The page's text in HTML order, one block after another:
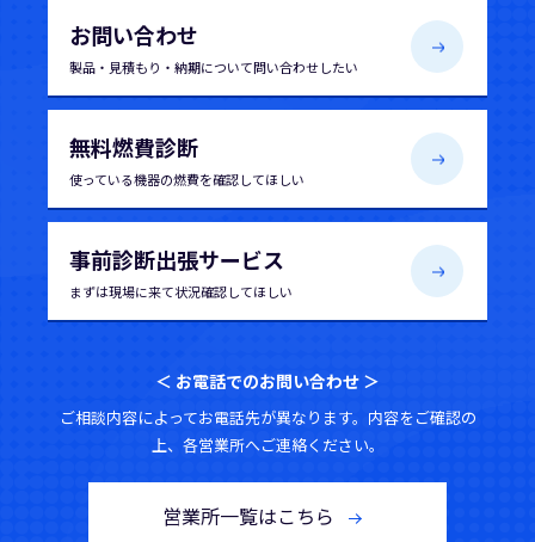
お問い合わせ
製品・見積もり・納期について問い合わせしたい
無料燃費診断
使っている機器の燃費を確認してほしい
事前診断出張サービス
まずは現場に来て状況確認してほしい
＜ お電話でのお問い合わせ ＞
ご相談内容によってお電話先が異なります。内容をご確認の
上、各営業所へご連絡ください。
営業所一覧はこちら